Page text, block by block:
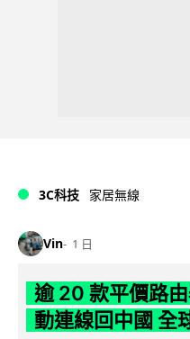
3C科技 家居無線
Vin 1 日
逾 20 款平價路
動連線回中國 全